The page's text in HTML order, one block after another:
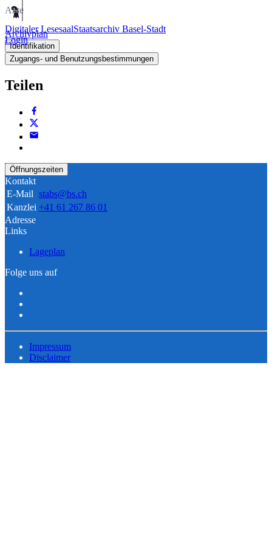
Digitaler LesesaalStaatsarchiv Basel-Stadt
Login
Akte
Archivplan
Identifikation
Zugangs- und Benutzungsbestimmungen
Teilen
Öffnungszeiten
Kontakt
E-Mail stabs@bs.ch
Kanzlei +41 61 267 86 01
Adresse
Links
Lageplan
Folge uns auf
Impressum
Disclaimer